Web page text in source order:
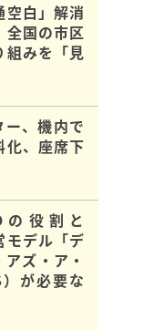
空白」解消
全国の市区
組みを「見
ー、機内で
化、座席下
の役割と
デル「デ
ズ・ア・
が必要な